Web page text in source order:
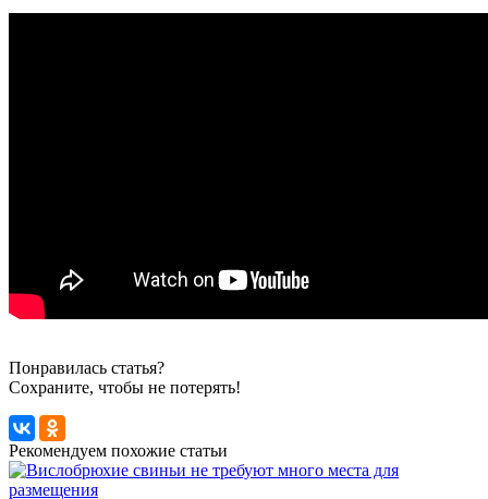
Понравилась статья?
Сохраните, чтобы не потерять!
Рекомендуем похожие статьи